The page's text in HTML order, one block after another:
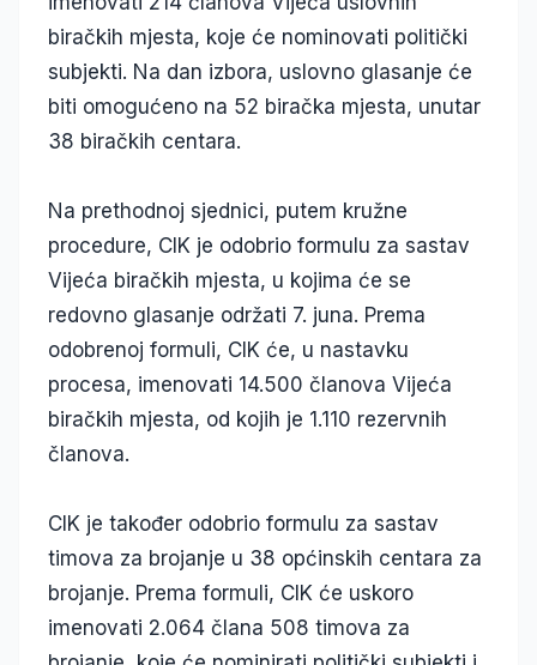
biračkih mjesta, koje će nominovati politički
subjekti. Na dan izbora, uslovno glasanje će
biti omogućeno na 52 biračka mjesta, unutar
38 biračkih centara.
Na prethodnoj sjednici, putem kružne
procedure, CIK je odobrio formulu za sastav
Vijeća biračkih mjesta, u kojima će se
redovno glasanje održati 7. juna. Prema
odobrenoj formuli, CIK će, u nastavku
procesa, imenovati 14.500 članova Vijeća
biračkih mjesta, od kojih je 1.110 rezervnih
članova.
CIK je također odobrio formulu za sastav
timova za brojanje u 38 općinskih centara za
brojanje. Prema formuli, CIK će uskoro
imenovati 2.064 člana 508 timova za